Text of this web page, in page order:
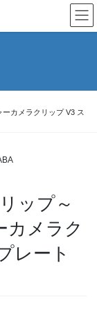
カメラクリップ V3 ス
ップ～
カメラク
レート